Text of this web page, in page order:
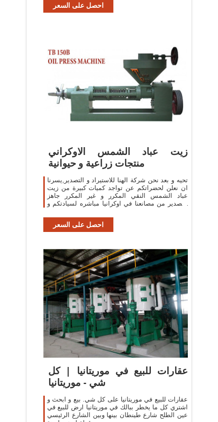
احصل على السعر
زيت عباد الشمس الاوكراني
منتجات زراعية و حيوانية
تحيه و بعد نحن شركة الهنا للاستيراد و التصدير,يسرنا
ان نعلن لحضراتكم عن تواجد كميات كبيرة من زيت
عباد الشمس النقي المكرر و غير المكرر جاهز
للتصدير من مصانعنا في اوكرانيا مباشره لسيادتكم و
احصل على السعر
عقارات للبيع في موريتانيا | كل
شي - موريتانيا
عقارات للبيع في موريتانيا على كل شي. بيع و ابحث و
اشتري كل ما يخطر ببالك في موريتانيا ارض للبيع في
عين الطلح شارع طينطان بينها وبين الشارع الرئيسي